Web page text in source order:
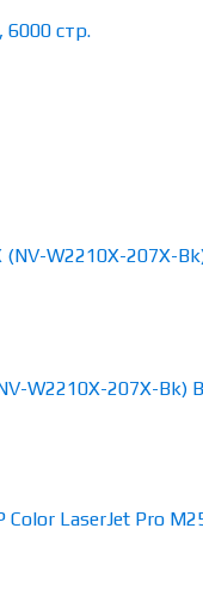
W2210X-207X-Bk)